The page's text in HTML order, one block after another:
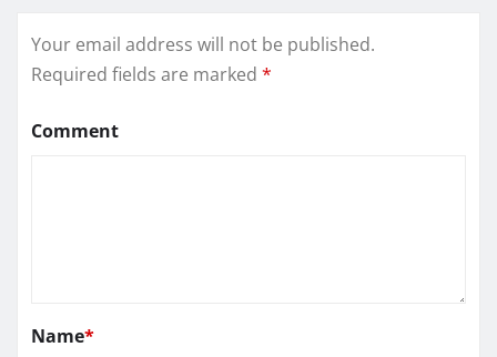
Your email address will not be published.
Required fields are marked *
Comment
Name*